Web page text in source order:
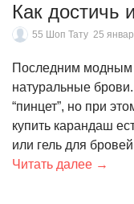
Как достичь
55 Шоп Тату 25
Последним модным
натуральные
“пинцет”, но при
купить карандаш
или гель для
Читать далее →